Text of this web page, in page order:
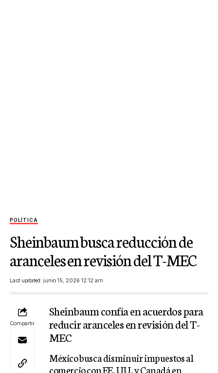
POLÍTICA
Sheinbaum busca reducción de
aranceles en revisión del T-MEC
Last updated: junio 15, 2026 12:12 am
Compartir
Sheinbaum confía en acuerdos para
reducir aranceles en revisión del T-
MEC
México busca disminuir impuestos al
comercio con EE. UU. y Canadá en